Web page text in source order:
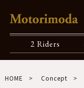
2 Riders
HOME Concept